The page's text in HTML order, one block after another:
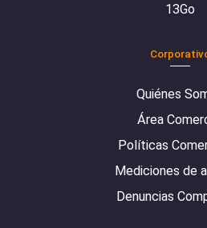
13Go
Quiénes
Área
Políticas
Mediciones de
Denuncias